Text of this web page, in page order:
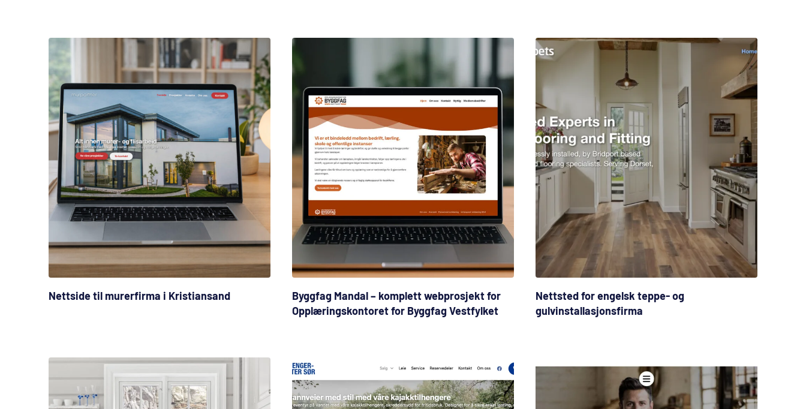
Nettside til murerfirma i Kristiansand
Byggfag Mandal – komplett webprosjekt for
Opplæringskontoret for Byggfag Vestfylket
Nettsted for engelsk teppe- og
gulvinstallasjonsfirma